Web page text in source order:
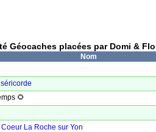
Géocaches placées par Domi & Flo
Nom
🌻
La Roche sur Yon